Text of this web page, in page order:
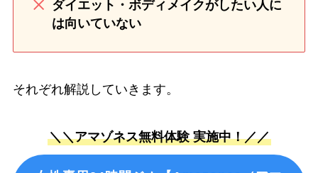
ダイエット・ボディメイクがしたい人に
は向いていない
それぞれ解説していきます。
＼＼アマゾネス無料体験 実施中！／／